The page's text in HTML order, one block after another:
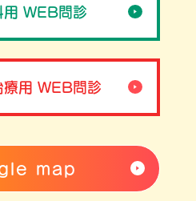
用 WEB問診
療用 WEB問診
map